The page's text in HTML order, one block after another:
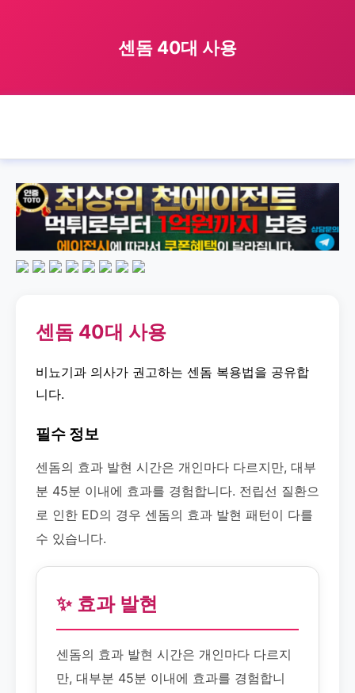
센돔 40대 사용
센돔 40대 사용
비뇨기과 의사가 권고하는 센돔 복용법을 공유합
니다.
필수 정보
센돔의 효과 발현 시간은 개인마다 다르지만, 대부
분 45분 이내에 효과를 경험합니다. 전립선 질환으
로 인한 ED의 경우 센돔의 효과 발현 패턴이 다를
수 있습니다.
✨ 효과 발현
센돔의 효과 발현 시간은 개인마다 다르지
만, 대부분 45분 이내에 효과를 경험합니